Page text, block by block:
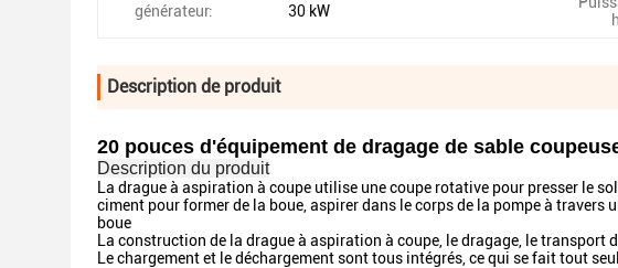
générateur: 30 kW
Description de produit
20 pouces d'équipement de dragage de sable
Description du produit
La drague à aspiration à coupe utilise une coupe rotative pour presser le
ciment pour former de la boue, aspirer dans le corps de la pompe à travers
boue
La construction de la drague à aspiration à coupe, le dragage, le transport
Le chargement et le déchargement sont tous intégrés, ce qui se fait tout